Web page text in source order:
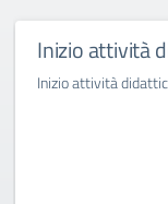
Inizio attività
Inizio attività